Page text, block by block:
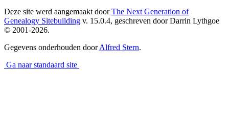
Deze site werd aangemaakt doorThe Next Generation of
Genealogy Sitebuilding v. 15.0.4, geschreven door Darrin Lythgoe
© 2001-2026.
Gegevens onderhouden doorAlfred Stern.
Ga naar standaard site